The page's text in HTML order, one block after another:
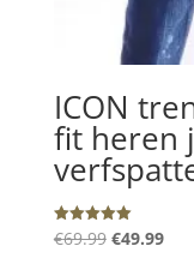
ICON
fit heren
Gewaardeerd
5.00
€69.99 €49.99